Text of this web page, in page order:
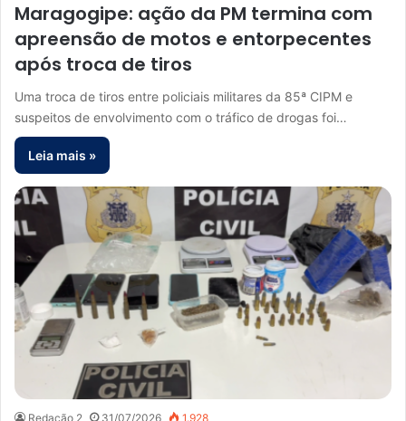
Maragogipe: ação da PM termina com
apreensão de motos e entorpecentes
após troca de tiros
Uma troca de tiros entre policiais militares da 85ª CIPM e
suspeitos de envolvimento com o tráfico de drogas foi…
Leia mais »
Redação 2 31/07/2026 1.928